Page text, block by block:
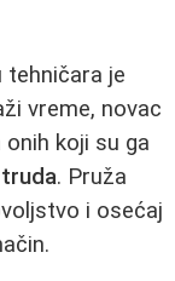
tehničara je
vreme, novac
koji su ga
. Pruža
i osećaj